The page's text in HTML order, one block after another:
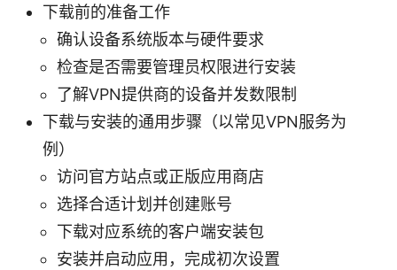
下载前的准备工作
确认设备系统版本与硬件要求
检查是否需要管理员权限进行安装
了解VPN提供商的设备并发数限制
下载与安装的通用步骤（以常见VPN服务为
例）
访问官方站点或正版应用商店
选择合适计划并创建账号
下载对应系统的客户端安装包
安装并启动应用，完成初次设置